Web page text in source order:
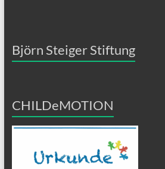
Björn Steiger Stiftung
CHILDeMOTION